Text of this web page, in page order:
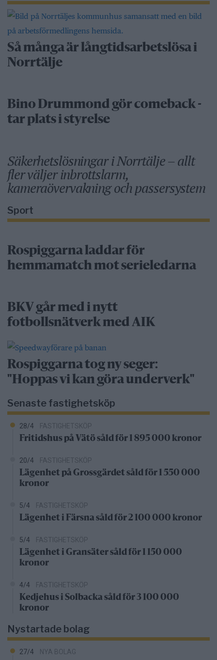
Så många är långtidsarbetslösa i
Norrtälje
Bino Drummond gör comeback -
tar plats i styrelse
Säkerhetslösningar i Norrtälje – allt
fler väljer inbrottslarm,
kameraövervakning och passersystem
Sport
Rospiggarna laddar för
hemmamatch mot serieledarna
BKV går med i nytt
fotbollsnätverk med AIK
Rospiggarna tog ny seger:
"Hoppas vi kan göra underverk"
Senaste fastighetsköp
28/4 FASTIGHETSKÖP
Fritidshus på Vätö såld för 1 895 000 kronor
20/4 FASTIGHETSKÖP
Lägenhet på Grossgärdet såld för 1 550 000
kronor
5/4 FASTIGHETSKÖP
Lägenhet i Färsna såld för 2 100 000 kronor
5/4 FASTIGHETSKÖP
Lägenhet i Gransäter såld för 1 150 000
kronor
4/4 FASTIGHETSKÖP
Kedjehus i Solbacka såld för 3 100 000
kronor
Nystartade bolag
27/4 NYA BOLAG